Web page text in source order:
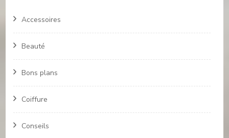
Accessoires
Beauté
Bons plans
Coiffure
Conseils